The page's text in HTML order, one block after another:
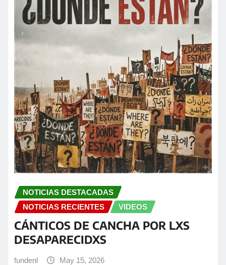
NOTICIAS DESTACADAS
NOTICIAS RECIENTES
VIDEOS
CÁNTICOS DE CANCHA POR LXS
DESAPARECIDXS
fundenl May 15, 2026